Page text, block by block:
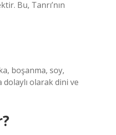
Bu, Tanrı’nın
boşanma, soy,
olarak dini ve